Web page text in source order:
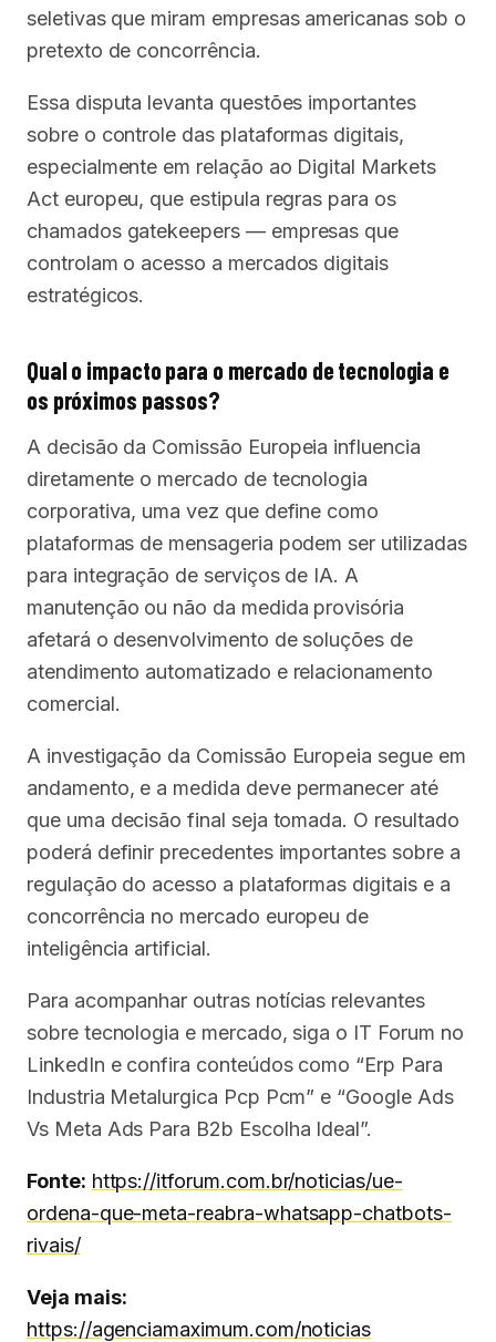
seletivas que miram empresas americanas sob o
pretexto de concorrência.
Essa disputa levanta questões importantes
sobre o controle das plataformas digitais,
especialmente em relação ao Digital Markets
Act europeu, que estipula regras para os
chamados gatekeepers — empresas que
controlam o acesso a mercados digitais
estratégicos.
Qual o impacto para o mercado de tecnologia e
os próximos passos?
A decisão da Comissão Europeia influencia
diretamente o mercado de tecnologia
corporativa, uma vez que define como
plataformas de mensageria podem ser utilizadas
para integração de serviços de IA. A
manutenção ou não da medida provisória
afetará o desenvolvimento de soluções de
atendimento automatizado e relacionamento
comercial.
A investigação da Comissão Europeia segue em
andamento, e a medida deve permanecer até
que uma decisão final seja tomada. O resultado
poderá definir precedentes importantes sobre a
regulação do acesso a plataformas digitais e a
concorrência no mercado europeu de
inteligência artificial.
Para acompanhar outras notícias relevantes
sobre tecnologia e mercado, siga o IT Forum no
LinkedIn e confira conteúdos como “Erp Para
Industria Metalurgica Pcp Pcm” e “Google Ads
Vs Meta Ads Para B2b Escolha Ideal”.
Fonte: https://itforum.com.br/noticias/ue-
ordena-que-meta-reabra-whatsapp-chatbots-
rivais/
Veja mais:
https://agenciamaximum.com/noticias